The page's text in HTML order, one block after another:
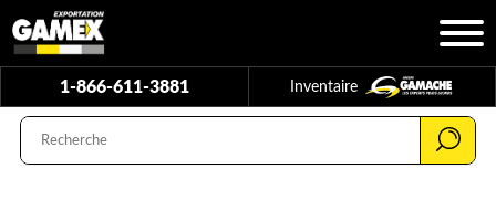
1-866-611-3881 Inventaire